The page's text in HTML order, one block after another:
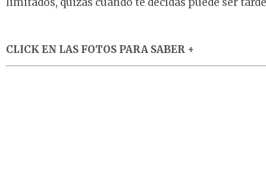
CLICK EN LAS FOTOS PARA SABER +